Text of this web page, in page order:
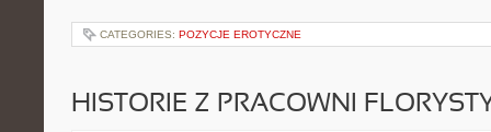
CATEGORIES: POZYCJE EROTYCZNE
HISTORIE Z PRACOWNI